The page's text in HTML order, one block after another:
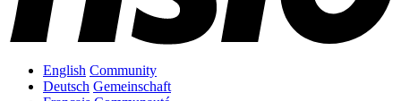
English Community
Deutsch Gemeinschaft